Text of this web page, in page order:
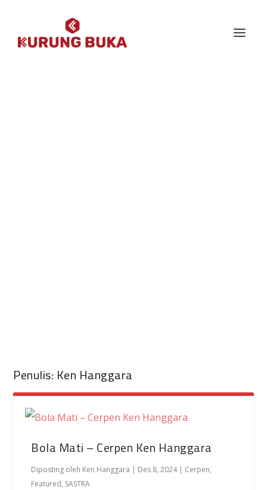
Penulis: Ken Hanggara
Bola Mati – Cerpen Ken Hanggara
Diposting oleh Ken Hanggara | Des 8, 2024| Cerpen,
Featured, SASTRA